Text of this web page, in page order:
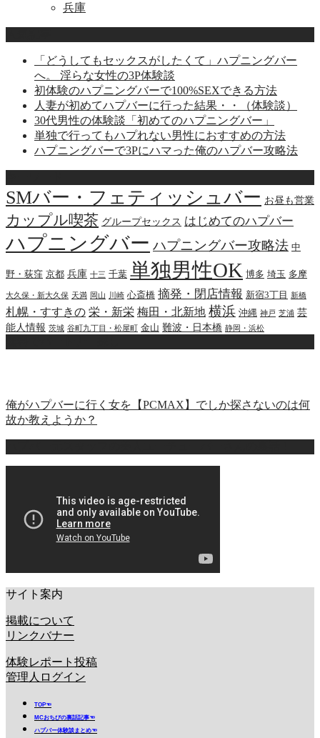
兵庫
「どうしてもセックスがしたくて」ハプニングバー
へ。 淫らな女性の3P体験談
初体験のハプニングバーで100%SEXできる方法
人妻が初めてハプバーに行った結果・・（体験談）
30代男性の体験談「初めてのハプニングバー」
単独で行ってもハプれない男性におすすめの方法
ハプニングバーで3Pにハマった俺のハプバー攻略法
SMバー・フェティッシュバー お昼も営業
カップル喫茶 グループセックス はじめてのハプバー
ハプニングバー ハプニングバー攻略法 中
野・荻窪 京都 兵庫 十三 千葉 単独男性OK 博多 埼玉 多摩
大久保・新大久保 天満 岡山 川崎 心斎橋 摘発・閉店情報 新宿3丁目 新橋
札幌・すすきの 栄・新栄 梅田・北新地 横浜 沖縄 神戸 芝浦 芸
能人情報 茨城 谷町九丁目・松屋町 金山 難波・日本橋 静岡・浜松
俺がハプバーに行く女を【PCMAX】でしか探さないのは何
故か教えようか？
サイト案内
掲載について
リンクバナー
体験レポート投稿
管理人ログイン
TOP☜
MCおちびの裏話記事☜
ハプバー体験談まとめ☜